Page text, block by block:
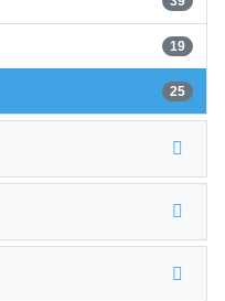
19
25